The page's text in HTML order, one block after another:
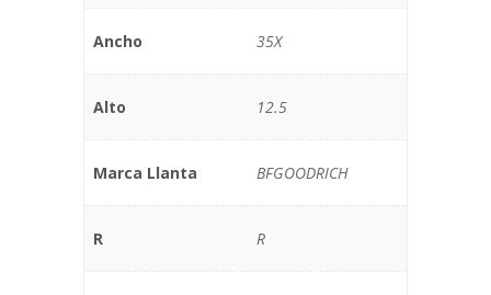
Ancho 35X
Alto 12.5
Marca Llanta BFGOODRICH
R R